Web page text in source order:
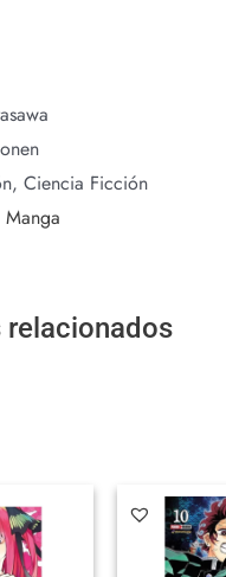
Ciencia Ficción
Manga